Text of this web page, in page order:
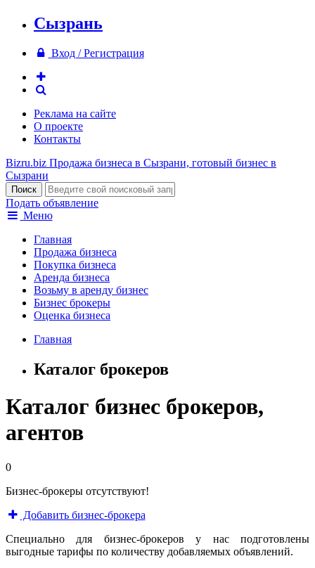
Сызрань
Вход / Регистрация
Реклама на сайте
О проекте
Контакты
Bizru.biz Продажа бизнеса в Сызрани, готовый бизнес в
Сызрани
Подать объявление
Меню
Главная
Продажа бизнеса
Покупка бизнеса
Аренда бизнеса
Возьму в аренду бизнес
Бизнес брокеры
Оценка бизнеса
Главная
Каталог брокеров
Каталог бизнес брокеров,
агентов
0
Бизнес-брокеры отсутствуют!
Добавить бизнес-брокера
Специально для бизнес-брокеров у нас подготовлены
выгодные тарифы по количеству добавляемых объявлений.